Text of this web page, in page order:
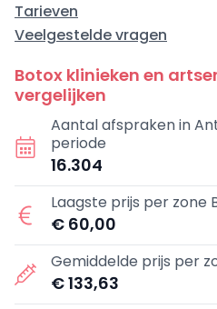
Tarieven
Veelgestelde vragen
Botox klinieken en
vergelijken
Aantal afspraken in
periode
16.304
Laagste prijs per zone
€ 60,00
Gemiddelde prijs per
€ 133,63